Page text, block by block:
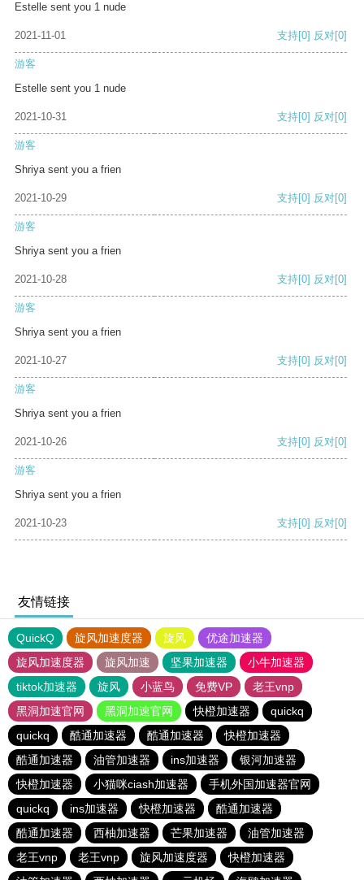
Estelle sent you 1 nude
2021-11-01 支持[0] 反对[0]
游客
Estelle sent you 1 nude
2021-10-31 支持[0] 反对[0]
游客
Shriya sent you a frien
2021-10-29 支持[0] 反对[0]
游客
Shriya sent you a frien
2021-10-28 支持[0] 反对[0]
游客
Shriya sent you a frien
2021-10-27 支持[0] 反对[0]
游客
Shriya sent you a frien
2021-10-26 支持[0] 反对[0]
游客
Shriya sent you a frien
2021-10-23 支持[0] 反对[0]
友情链接
QuickQ 旋风加速度器 旋风
优途加速器
旋风加速度器
旋风加速 坚果加速器
小牛加速器
tiktok加速器
旋风 小蓝鸟 免费VP
老王vnp
黑洞加速官网
黑洞加速官网 快橙加速器
quickq
quickq
酷通加速器 酷通加速器
快橙加速器
酷通加速器
油管加速器 ins加速器
银河加速器
快橙加速器
小猫咪ciash加速器
手机外国加速器官网
quickq
ins加速器 快橙加速器
酷通加速器
酷通加速器
西柚加速器 芒果加速器
油管加速器
老王vnp
老王vnp 旋风加速度器
快橙加速器